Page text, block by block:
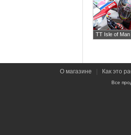
TT Isle of Man
О магазине Как это
Все